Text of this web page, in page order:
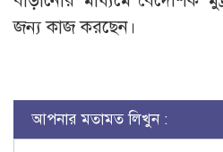
জন্য কাজ করছেন।
আপনার মতামত লিখুন :